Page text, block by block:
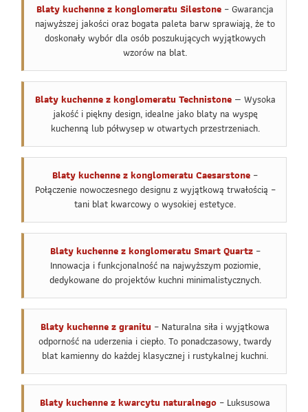
Blaty kuchenne z konglomeratu Silestone – Gwarancja
najwyższej jakości oraz bogata paleta barw sprawiają, że to
doskonały wybór dla osób poszukujących wyjątkowych
wzorów na blat.
Blaty kuchenne z konglomeratu Technistone— Wysoka
jakość i piękny design, idealne jako blaty na wyspę
kuchenną lub półwysep w otwartych przestrzeniach.
Blaty kuchenne z konglomeratu Caesarstone –
Połączenie nowoczesnego designu z wyjątkową trwałością –
tani blat kwarcowy o wysokiej estetyce.
Blaty kuchenne z konglomeratu Smart Quartz–
Innowacja i funkcjonalność na najwyższym poziomie,
dedykowane do projektów kuchni minimalistycznych.
Blaty kuchenne z granitu – Naturalna siła i wyjątkowa
odporność na uderzenia i ciepło. To ponadczasowy, twardy
blat kamienny do każdej klasycznej i rustykalnej kuchni.
Blaty kuchenne z kwarcytu naturalnego – Luksusowa